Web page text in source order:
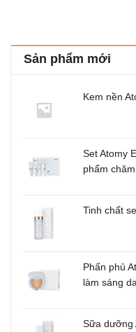
Sản phẩm mới
Kem nền
Set Atomy
phẩm
Tinh chất
Phấn phủ
làm sáng da
Sữa dưỡng